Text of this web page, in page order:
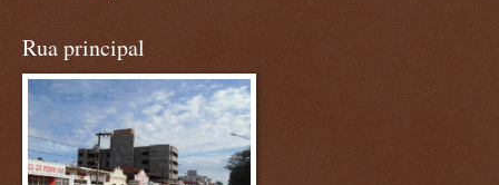
Rua principal